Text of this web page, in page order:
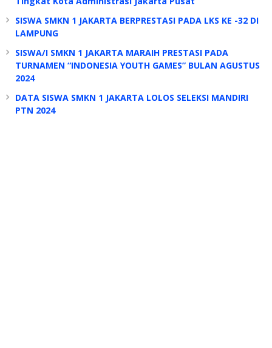
SISWA SMKN 1 JAKARTA BERPRESTASI PADA LKS KE -32 DI
LAMPUNG
SISWA/I SMKN 1 JAKARTA MARAIH PRESTASI PADA
TURNAMEN “INDONESIA YOUTH GAMES” BULAN AGUSTUS
2024
DATA SISWA SMKN 1 JAKARTA LOLOS SELEKSI MANDIRI
PTN 2024